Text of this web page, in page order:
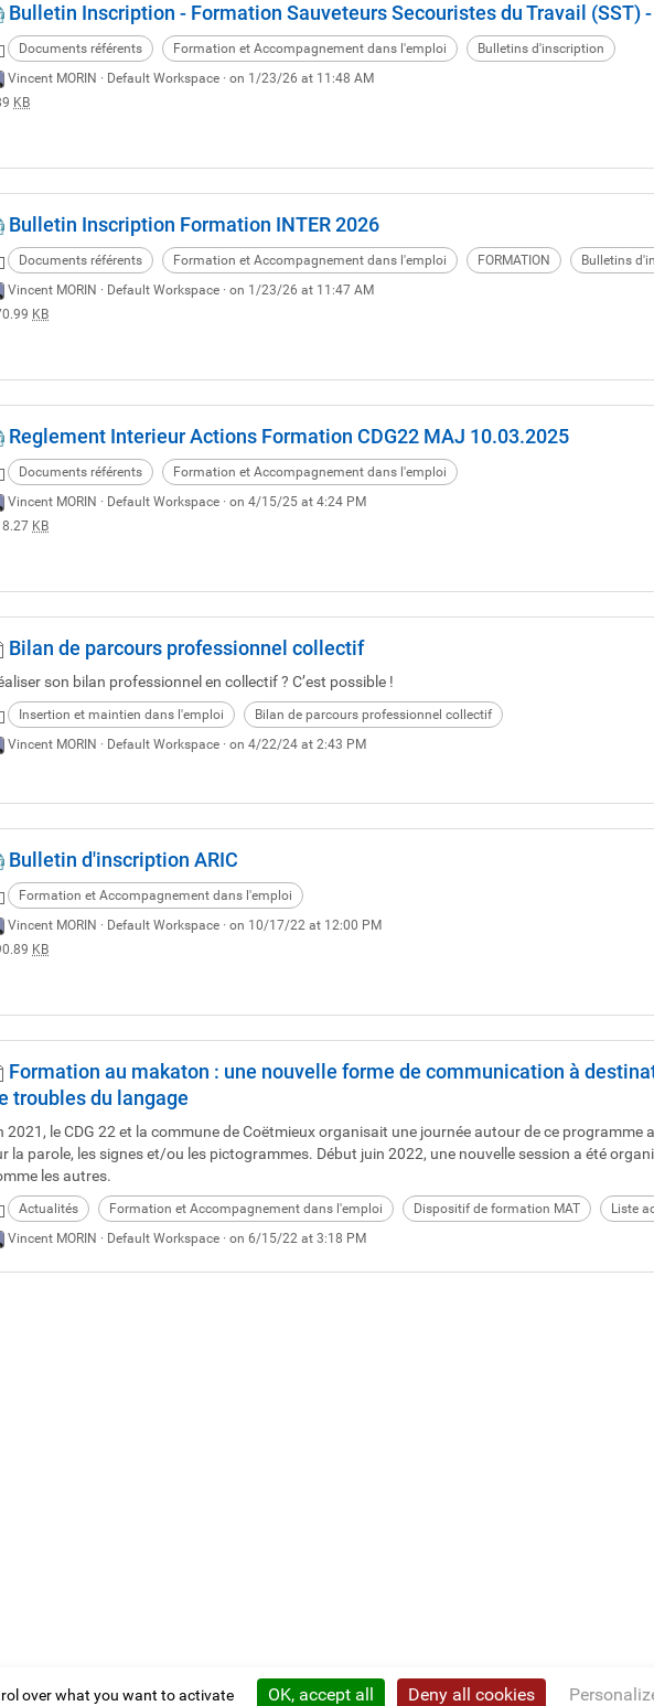
Bulletin Inscription - Formation Sauveteurs Secouristes du Travail (SST)
Documents référents Formation et Accompagnement dans l'emploi
Bulletins d'inscription
Vincent MORIN · Default Workspace · on 1/23/26 at 11:48 AM
KB
Bulletin Inscription Formation INTER 2026
Documents référents Formation et Accompagnement dans l'emploi FORMATION
Bulletins
Vincent MORIN · Default Workspace · on 1/23/26 at 11:47 AM
KB
Reglement Interieur Actions Formation CDG22 MAJ 10.03.2025
Documents référents
Formation et Accompagnement dans l'emploi
Vincent MORIN · Default Workspace · on 4/15/25 at 4:24 PM
KB
Bilan de parcours professionnel collectif
son bilan professionnel en collectif ? C’est possible !
Insertion et maintien dans l'emploi
Bilan de parcours professionnel collectif
Vincent MORIN · Default Workspace · on 4/22/24 at 2:43 PM
Bulletin d'inscription ARIC
Formation et Accompagnement dans l'emploi
Vincent MORIN · Default Workspace · on 10/17/22 at 12:00 PM
KB
Formation au makaton : une nouvelle forme de communication à
troubles du langage
2021, le CDG 22 et la commune de Coëtmieux organisait une journée autour de ce programme
la parole, les signes et/ou les pictogrammes. Début juin 2022, une nouvelle session a été
les autres.
Actualités Formation et Accompagnement dans l'emploi Dispositif de formation MAT
Liste
Vincent MORIN · Default Workspace · on 6/15/22 at 3:18 PM
over what you want to activate OK, accept all Deny all cookies